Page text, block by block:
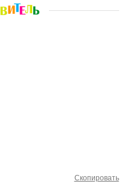
Скопировать